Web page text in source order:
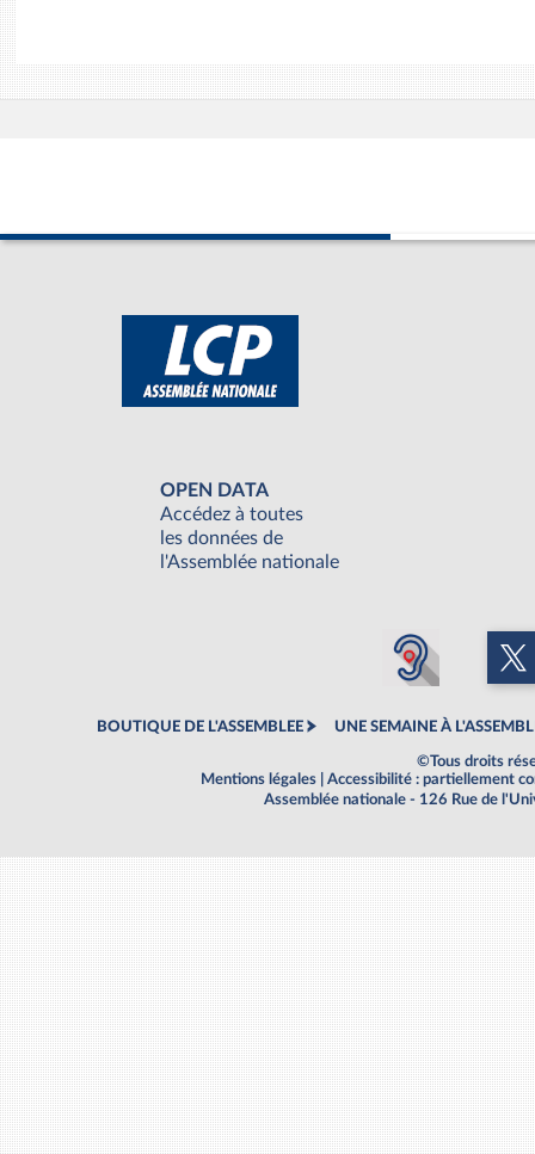
OPEN DATA
Accédez à toutes
les données de
l'Assemblée nationale
BOUTIQUE DE L'ASSEMBLEE UNE SEMAINE À
©Tous droits
Mentions légales
Accessibilité : partiellement
Assemblée nationale - 126 Rue de